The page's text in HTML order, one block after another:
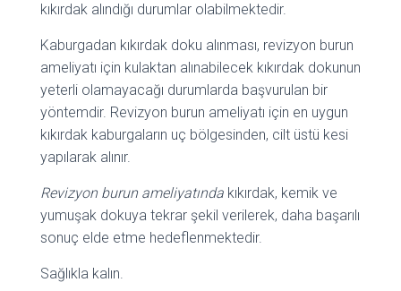
kıkırdak alındığı durumlar olabilmektedir.
Kaburgadan kıkırdak doku alınması, revizyon burun
ameliyatı için kulaktan alınabilecek kıkırdak dokunun
yeterli olamayacağı durumlarda başvurulan bir
yöntemdir. Revizyon burun ameliyatı için en uygun
kıkırdak kaburgaların uç bölgesinden, cilt üstü kesi
yapılarak alınır.
Revizyon burun ameliyatında kıkırdak, kemik ve
yumuşak dokuya tekrar şekil verilerek, daha başarılı
sonuç elde etme hedeflenmektedir.
Sağlıkla kalın.